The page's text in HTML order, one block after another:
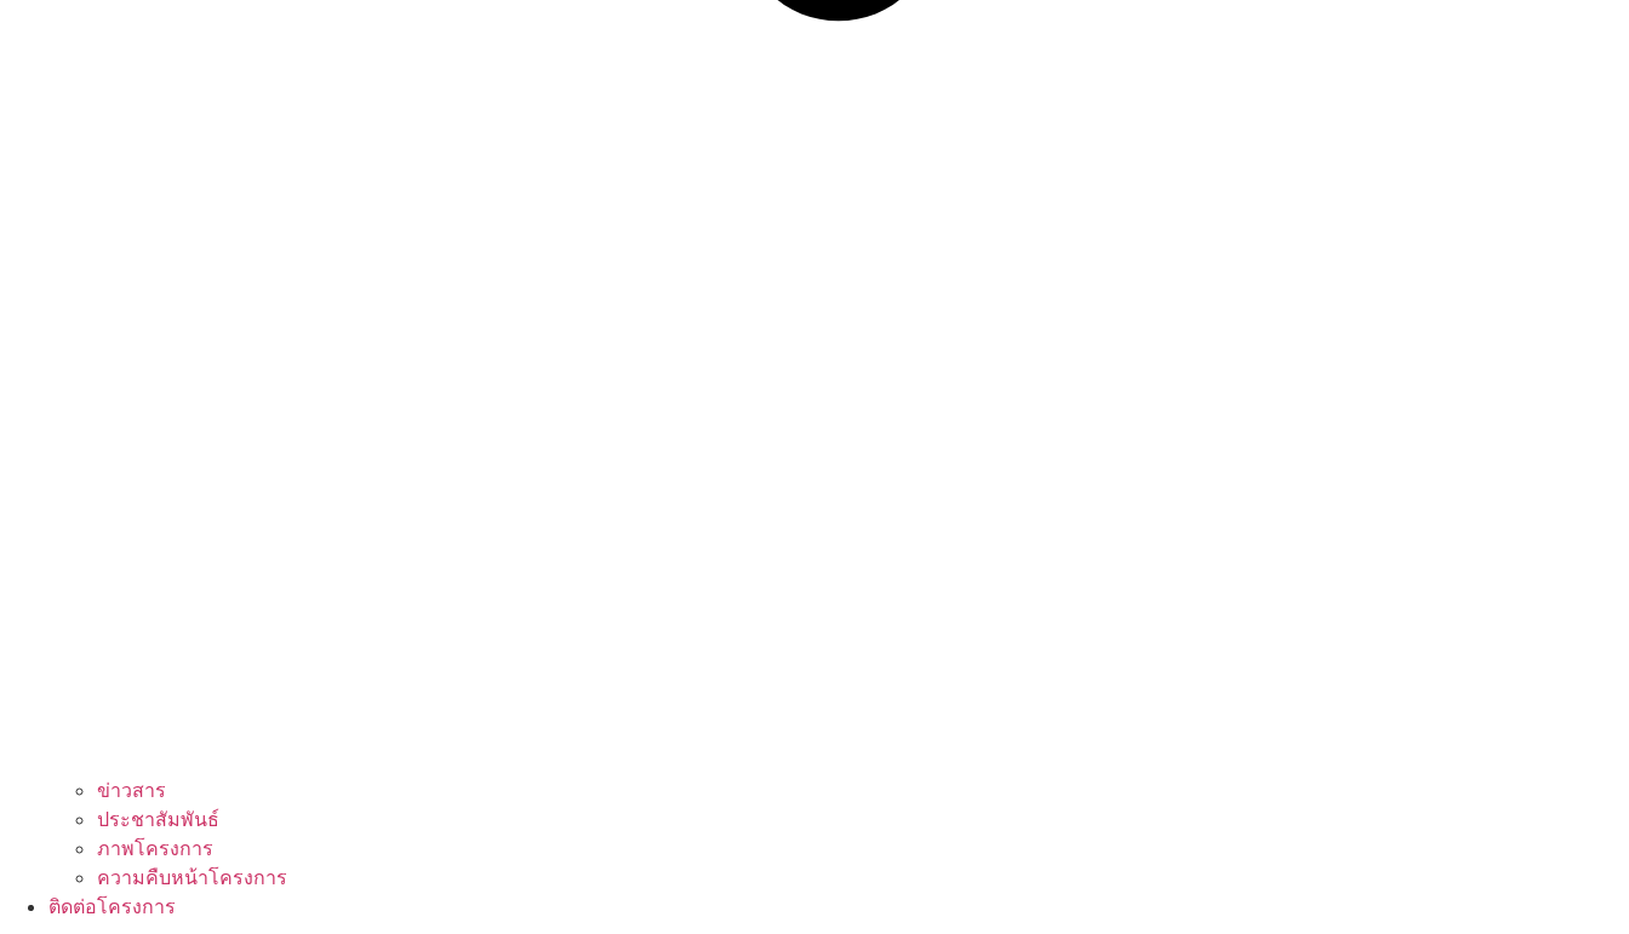
ข่าวสาร
ประชาสัมพันธ์
ภาพโครงการ
ความคืบหน้าโครงการ
ติดต่อโครงการ